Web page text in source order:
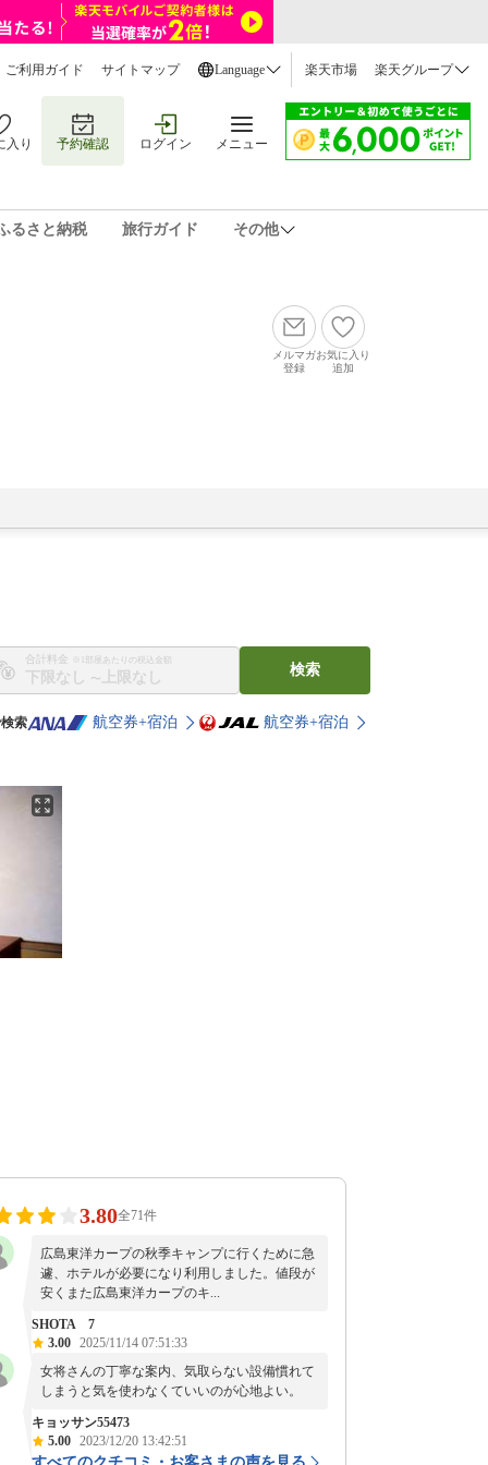
ご利用ガイド サイトマップ Language 楽天市場 楽天グループ
入り 予約確認 ログイン メニュー
るさと納税 旅行ガイド その他
メルマガ
登録
お気に入り
追加
合計料金 ※1部屋あたりの税込金額
〜
検索
索 航空券+宿泊 航空券+宿泊
3.80全71件
広島東洋カープの秋季キャンプに行くために急
遽、ホテルが必要になり利用しました。値段が
安くまた広島東洋カープのキ...
SHOTA 7
3.00 2025/11/14 07:51:33
女将さんの丁寧な案内、気取らない設備慣れて
しまうと気を使わなくていいのが心地よい。
キョッサン55473
5.00 2023/12/20 13:42:51